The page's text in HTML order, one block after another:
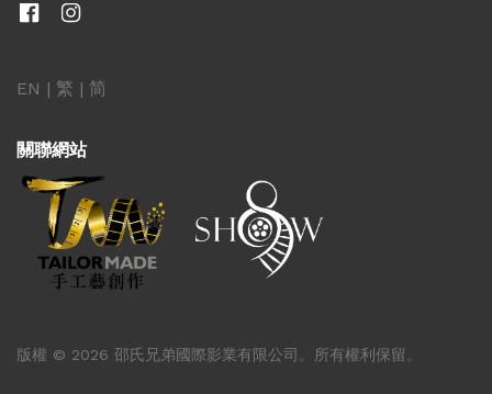
EN | 繁 | 简
關聯網站
版權 © 2026 邵氏兄弟國際影業有限公司。所有權利保留。